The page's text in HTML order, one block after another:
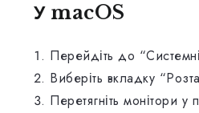
У macOS
Перейдіть до
Виберіть вкладку
Перетягніть монітори у